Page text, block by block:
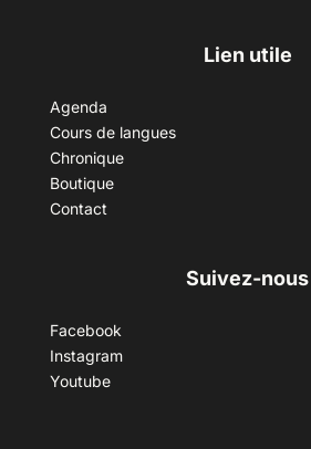
Lien utile
Agenda
Cours de langues
Chronique
Boutique
Contact
Suivez-nous
Facebook
Instagram
Youtube